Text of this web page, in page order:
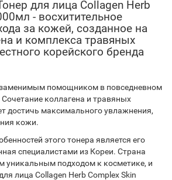
для лица Collagen Herb
- восхитительное
за кожей, созданное на
и комплекса травяных
корейского бренда
помощником в повседневном
коллагена и травяных
достичь максимального увлажнения,
кожи.
этого тонера является его
специалистами из Кореи. Страна
уникальным подходом к косметике, и
лица Collagen Herb Complex Skin